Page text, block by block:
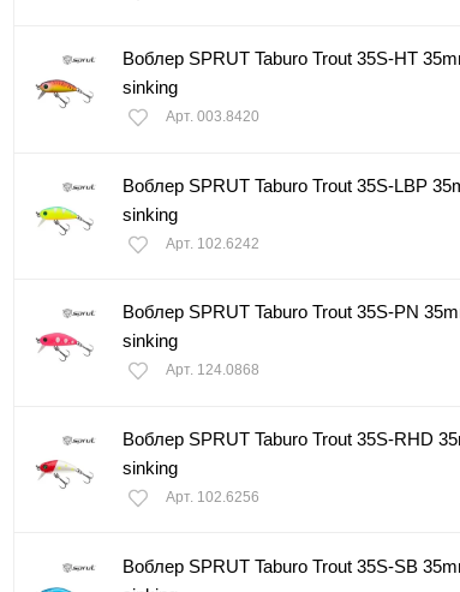
Воблер SPRUT Taburo Trout 35S-HT
sinking
Арт. 003.8420
Воблер SPRUT Taburo Trout 35S-LBP
sinking
Арт. 102.6242
Воблер SPRUT Taburo Trout 35S-PN
sinking
Арт. 124.0868
Воблер SPRUT Taburo Trout 35S-RHD
sinking
Арт. 102.6256
Воблер SPRUT Taburo Trout 35S-SB